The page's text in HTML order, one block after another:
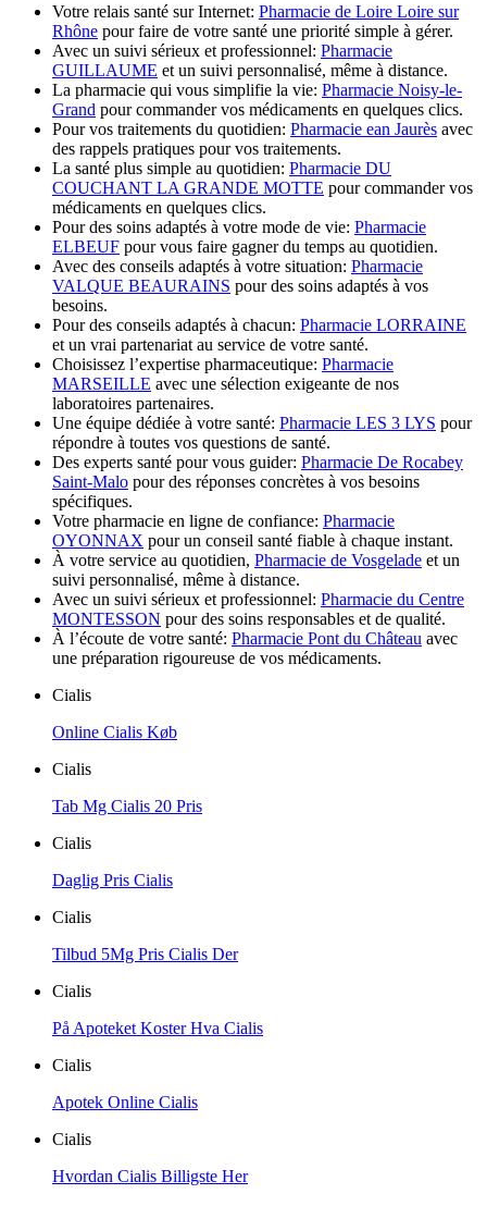
Votre relais santé sur Internet: Pharmacie de Loire Loire sur
Rhône pour faire de votre santé une priorité simple à gérer.
Avec un suivi sérieux et professionnel: Pharmacie
GUILLAUME et un suivi personnalisé, même à distance.
La pharmacie qui vous simplifie la vie: Pharmacie Noisy-le-
Grand pour commander vos médicaments en quelques clics.
Pour vos traitements du quotidien: Pharmacie ean Jaurès avec
des rappels pratiques pour vos traitements.
La santé plus simple au quotidien: Pharmacie DU
COUCHANT LA GRANDE MOTTE pour commander vos
médicaments en quelques clics.
Pour des soins adaptés à votre mode de vie: Pharmacie
ELBEUF pour vous faire gagner du temps au quotidien.
Avec des conseils adaptés à votre situation: Pharmacie
VALQUE BEAURAINS pour des soins adaptés à vos
besoins.
Pour des conseils adaptés à chacun: Pharmacie LORRAINE
et un vrai partenariat au service de votre santé.
Choisissez l’expertise pharmaceutique: Pharmacie
MARSEILLE avec une sélection exigeante de nos
laboratoires partenaires.
Une équipe dédiée à votre santé: Pharmacie LES 3 LYS pour
répondre à toutes vos questions de santé.
Des experts santé pour vous guider: Pharmacie De Rocabey
Saint-Malo pour des réponses concrètes à vos besoins
spécifiques.
Votre pharmacie en ligne de confiance: Pharmacie
OYONNAX pour un conseil santé fiable à chaque instant.
À votre service au quotidien, Pharmacie de Vosgelade et un
suivi personnalisé, même à distance.
Avec un suivi sérieux et professionnel: Pharmacie du Centre
MONTESSON pour des soins responsables et de qualité.
À l’écoute de votre santé: Pharmacie Pont du Château avec
une préparation rigoureuse de vos médicaments.
Cialis
Online Cialis Køb
Cialis
Tab Mg Cialis 20 Pris
Cialis
Daglig Pris Cialis
Cialis
Tilbud 5Mg Pris Cialis Der
Cialis
På Apoteket Koster Hva Cialis
Cialis
Apotek Online Cialis
Cialis
Hvordan Cialis Billigste Her